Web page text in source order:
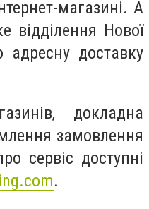
магазині. А
відділення Нової
доставку
докладна
замовлення
сервіс доступні
.